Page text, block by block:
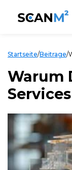
Startseite/Beitrage/
Warum